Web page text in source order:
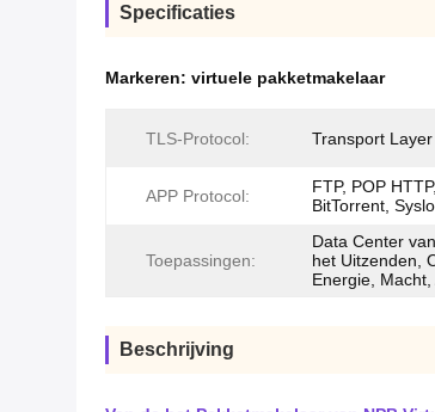
Specificaties
Markeren: virtuele pakketmakelaar
TLS-Protocol: Transport
APP Protocol:
FTP, POP
BitTorrent,
Toepassingen:
Data Center
het Uitzenden,
Energie,
Beschrijving